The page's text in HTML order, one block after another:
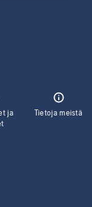
ja
Tietoja meistä